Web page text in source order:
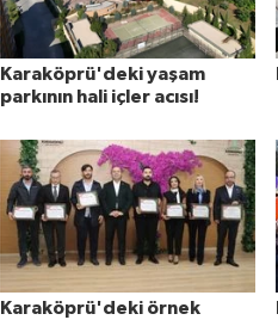
Karaköprü'deki yaşam
parkının hali içler acısı!
Karaköprü'deki örnek